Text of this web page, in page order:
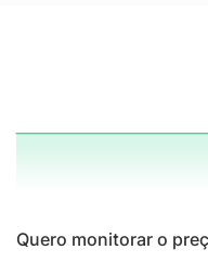
Quero monitorar o